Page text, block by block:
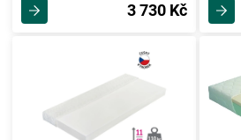
3 730 Kč